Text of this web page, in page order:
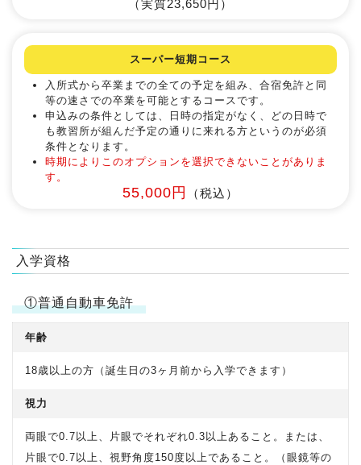
（実質23,650円）
スーパー短期コース
入所式から卒業までの全ての予定を組み、合宿免許と同
等の速さでの卒業を可能とするコースです。
申込みの条件としては、日時の指定がなく、どの日時で
も教習所が組んだ予定の通りに来れる方というのが必須
条件となります。
時期によりこのオプションを選択できないことがありま
す。
55,000円 （税込）
入学資格
①普通自動車免許
年齢
18歳以上の方（誕生日の3ヶ月前から入学できます）
視力
両眼で0.7以上、片眼でそれぞれ0.3以上あること。または、
片眼で0.7以上、視野角度150度以上であること。（眼鏡等の